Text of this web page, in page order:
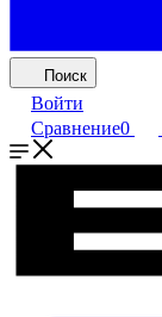
Поиск
Войти
Сравнение0